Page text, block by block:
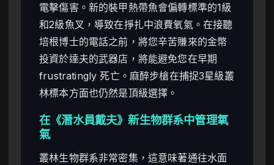
電擊傷害。新的裝甲熱帶魚會偏轉標準的1級
和2級魚叉，導致在掙扎中浪費氧氣。在接聽
培根博士的電話之前，將您辛苦賺來的金幣
投資於達夫的武器店，將能避免您在早期
frustratingly 死亡。麻醉步槍在捕捉3星級叢
林標本方面也仍然是頂級選擇。
在《潛水員戴夫》新生物群系中管理氧
氣
叢林生物群系非常密集，這意味著通往水面